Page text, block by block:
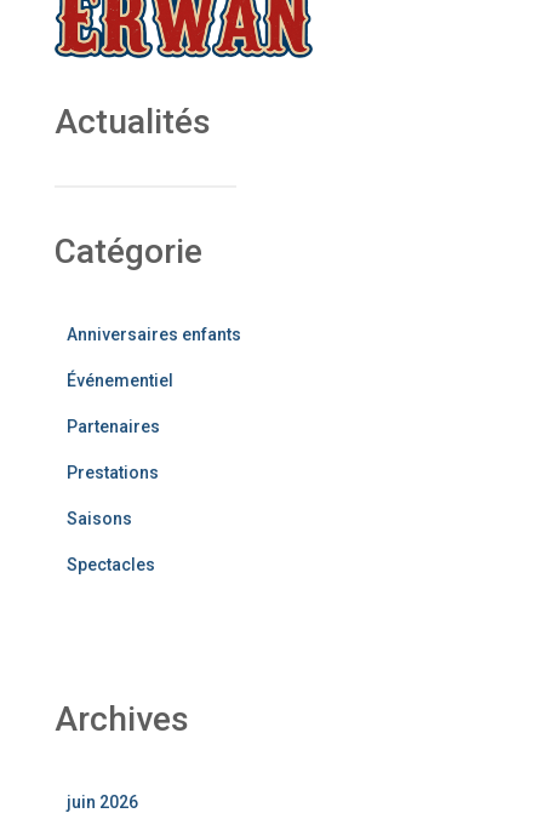
Actualités
Catégorie
Anniversaires enfants
Événementiel
Partenaires
Prestations
Saisons
Spectacles
Archives
juin 2026